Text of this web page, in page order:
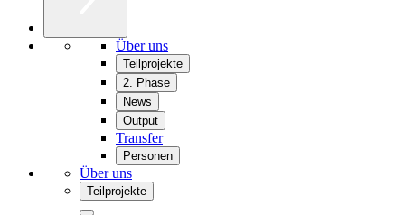
Über uns
Teilprojekte
2. Phase
News
Output
Transfer
Personen
Über uns
Teilprojekte